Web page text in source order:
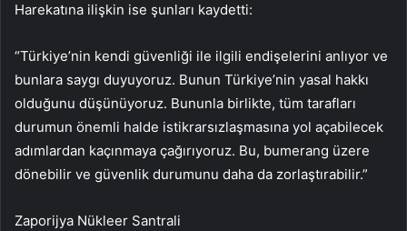
Harekatına ilişkin ise şunları kaydetti:
“Türkiye’nin kendi güvenliği ile ilgili endişelerini anlıyor ve
bunlara saygı duyuyoruz. Bunun Türkiye’nin yasal hakkı
olduğunu düşünüyoruz. Bununla birlikte, tüm tarafları
durumun önemli halde istikrarsızlaşmasına yol açabilecek
adımlardan kaçınmaya çağırıyoruz. Bu, bumerang üzere
dönebilir ve güvenlik durumunu daha da zorlaştırabilir.”
Zaporijya Nükleer Santrali